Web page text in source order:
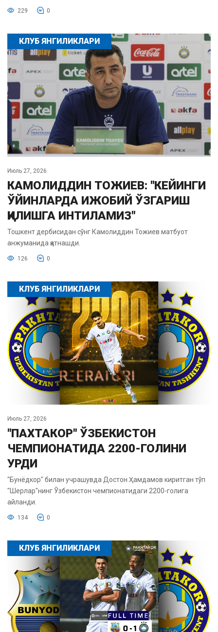
229 0
КЛУБ ЯНГИЛИКЛАРИ
Июль 27, 2026
КАМОЛИДДИН ТОЖИЕВ: "КЕЙИНГИ
ЎЙИНЛАРДА ИЖОБИЙ ЎЗГАРИШ
ҚИЛИШГА ИНТИЛАМИЗ"
Тошкент дербисидан сўнг Камолиддин Тожиев матбуот
анжуманида қатнашди.
126 0
КЛУБ ЯНГИЛИКЛАРИ
Июль 27, 2026
"ПАХТАКОР" ЎЗБЕКИСТОН
ЧЕМПИОНАТИДА 2200-ГОЛИНИ
УРДИ
"Бунёдкор" билан учрашувда Достон Ҳамдамов киритган тўп
"Шерлар"нинг Ўзбекистон чемпионатидаги 2200-голига
айланди.
134 0
КЛУБ ЯНГИЛИКЛАРИ